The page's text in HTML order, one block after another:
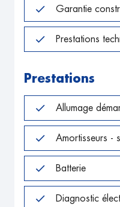
Garantie
Prestations
Prestations
Allumage
Amortisseurs -
Batterie
Diagnostic